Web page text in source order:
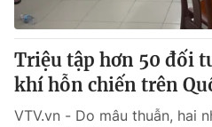
Triệu tập hơn 50 đối
khí hỗn chiến trên
VTV.vn - Do mâu thuẫn, hai